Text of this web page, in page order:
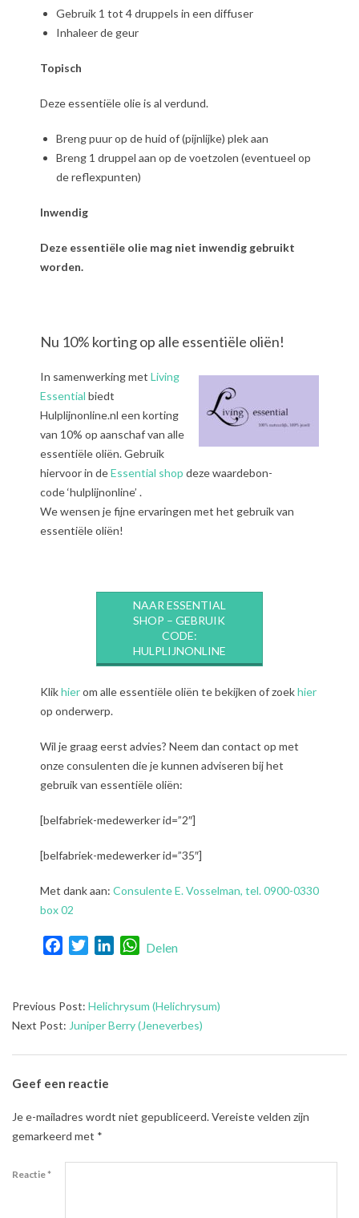
Gebruik 1 tot 4 druppels in een diffuser
Inhaleer de geur
Topisch
Deze essentiële olie is al verdund.
Breng puur op de huid of (pijnlijke) plek aan
Breng 1 druppel aan op de voetzolen (eventueel op
de reflexpunten)
Inwendig
Deze essentiële olie mag niet inwendig gebruikt
worden.
Nu 10% korting op alle essentiële oliën!
In samenwerking met Living
Essential biedt
Hulplijnonline.nl een korting
van 10% op aanschaf van alle
essentiële oliën. Gebruik
hiervoor in deEssential shop deze waardebon-
code ‘hulplijnonline’ .
We wensen je fijne ervaringen met het gebruik van
essentiële oliën!
NAAR ESSENTIAL
SHOP – GEBRUIK
CODE:
HULPLIJNONLINE
Klikhierom alle essentiële oliën te bekijken of zoekhier
op onderwerp.
Wil je graag eerst advies? Neem dan contact op met
onze consulenten die je kunnen adviseren bij het
gebruik van essentiële oliën:
[belfabriek-medewerker id=”2″]
[belfabriek-medewerker id=”35″]
Met dank aan: Consulente E. Vosselman, tel. 0900-0330
box 02
FacebookTwitterLinkedInWhatsApp
Delen
2021-
07-
Previous Post: Helichrysum (Helichrysum)
Next Post: Juniper Berry (Jeneverbes)
Geef een reactie
Je e-mailadres wordt niet gepubliceerd.Vereiste velden zijn
gemarkeerd met *
Reactie*